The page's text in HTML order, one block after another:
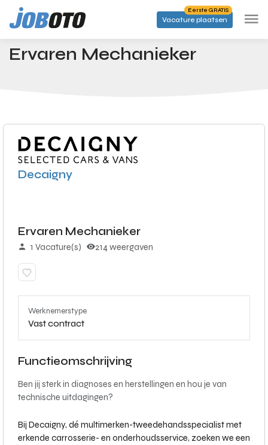
Skip to main content
Vacature plaatsen
Eerste GRATIS
Startpagina Banen Ervaren Mechanieker
Ervaren Mechanieker
Decaigny
Ervaren Mechanieker
1 Vacature(s) 214 weergaven
Werknemerstype
Vast contract
Functieomschrijving
Ben jij sterk in diagnoses en herstellingen en hou je van
technische uitdagingen?
Bij Decaigny, dé multimerken-tweedehandsspecialist met
erkende carrosserie- en onderhoudsservice, zoeken we een